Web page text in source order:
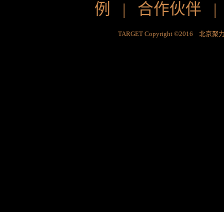
例
| 合作伙伴
TARGET Copyright ©2016 北京聚